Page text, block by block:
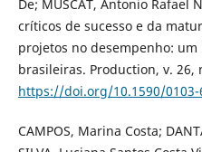
De; MUSCAT, Antonio
críticos de sucesso e da
projetos no desempenho:
brasileiras. Production, v. 26,
https://doi.org/10.1590/0103-
CAMPOS, Marina Costa;